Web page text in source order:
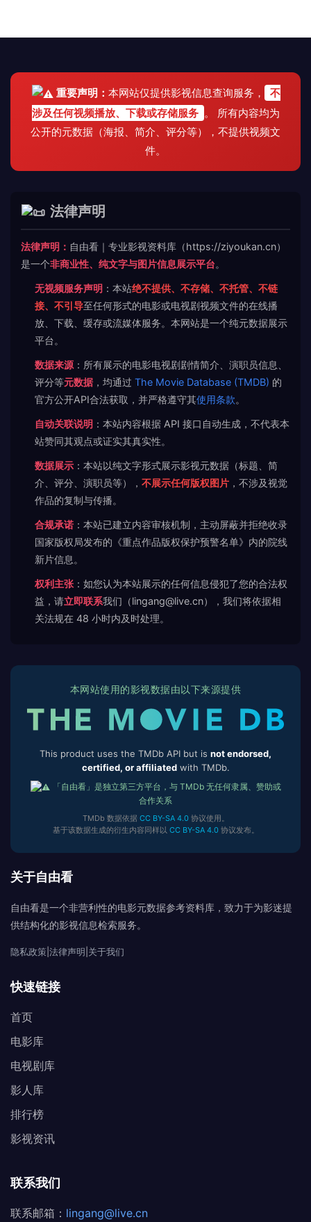
重要声明： 本网站仅提供影视信息查询服务，
不
涉及任何视频播放、下载或存储服务 。 所有内容均为
公开的元数据（海报、简介、评分等），不提供视频文
件。
法律声明
法律声明： 自由看｜专业影视资料库（https://ziyoukan.cn）
是一个非商业性、纯文字与图片信息展示平台。
无视频服务声明 ：本站绝不提供、不存储、不托管、不链
接、不引导至任何形式的电影或电视剧视频文件的在线播
放、下载、缓存或流媒体服务。本网站是一个纯元数据展示
平台。
数据来源 ：所有展示的电影电视剧剧情简介、演职员信息、
评分等元数据，均通过 The Movie Database (TMDB) 的
官方公开API合法获取，并严格遵守其使用条款。
自动关联说明 ：本站内容根据 API 接口自动生成，不代表本
站赞同其观点或证实其真实性。
数据展示 ：本站以纯文字形式展示影视元数据（标题、简
介、评分、演职员等）， 不展示任何版权图片 ，不涉及视觉
作品的复制与传播。
合规承诺 ：本站已建立内容审核机制，主动屏蔽并拒绝收录
国家版权局发布的《重点作品版权保护预警名单》内的院线
新片信息。
权利主张 ：如您认为本站展示的任何信息侵犯了您的合法权
益，请立即联系我们（lingang@live.cn），我们将依据相
关法规在 48 小时内及时处理。
本网站使用的影视数据由以下来源提供
This product uses the TMDb API but is not endorsed,
certified, or affiliatedwith TMDb.
「自由看」是独立第三方平台，与 TMDb 无任何隶属、赞助或
合作关系
TMDb 数据依据 CC BY-SA 4.0协议使用。
基于该数据生成的衍生内容同样以 CC BY-SA 4.0协议发布。
关于自由看
自由看是一个非营利性的电影元数据参考资料库，致力于为影迷提
供结构化的影视信息检索服务。
隐私政策 法律声明 关于我们
快速链接
首页
电影库
电视剧库
影人库
排行榜
影视资讯
联系我们
联系邮箱： lingang@live.cn